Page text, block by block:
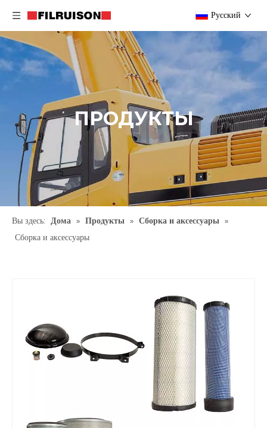
Pусский
ПРОДУКТЫ
Вы здесь: Дома » Продукты » Сборка и аксессуары »
Сборка и аксессуары